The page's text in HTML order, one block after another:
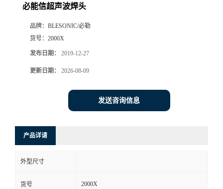
必能信超声波焊头
品牌： BLESONIC/必勒
货号： 2000X
发布日期： 2019-12-27
更新日期： 2026-08-09
发送咨询信息
产品详请
外型尺寸
货号 2000X